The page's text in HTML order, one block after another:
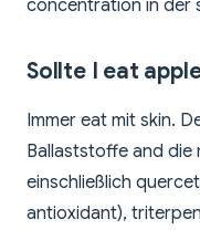
concentration in der
Sollte I eat
Immer eat mit skin.
Ballaststoffe and
einschließlich
antioxidant),